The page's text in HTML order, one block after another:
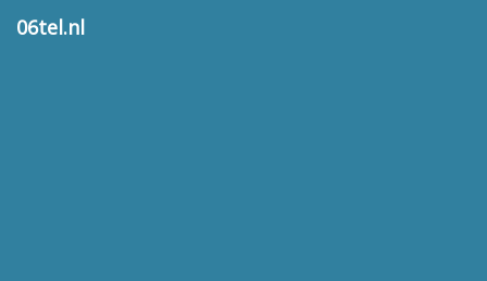
06tel.nl